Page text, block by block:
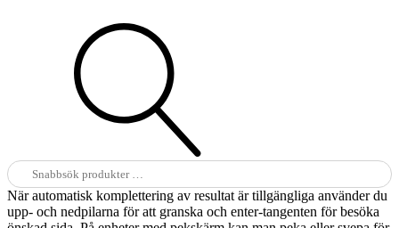
Sök
efter:
När automatisk komplettering av resultat är tillgängliga använder du
upp- och nedpilarna för att granska och enter-tangenten för besöka